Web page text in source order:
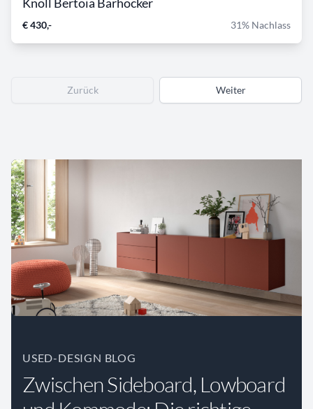
€ 430,- 31% Nachlass
Zurück Weiter
USED-DESIGN BLOG
Zwischen Sideboard, Lowboard